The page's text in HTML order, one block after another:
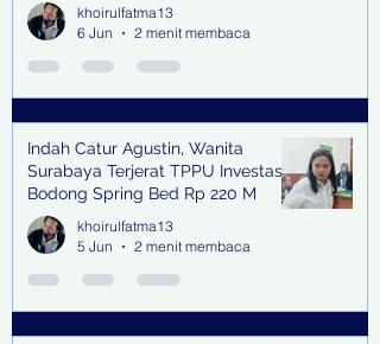
khoirulfatma13
6 Jun
2 menit membaca
Indah Catur Agustin, Wanita
Surabaya Terjerat TPPU Investasi
Bodong Spring Bed Rp 220 M
khoirulfatma13
5 Jun
2 menit membaca